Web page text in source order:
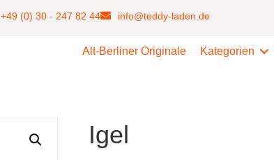
+49 (0) 30 - 247 82 44 info@teddy-laden.de
Alt-Berliner Originale Kategorien
Igel